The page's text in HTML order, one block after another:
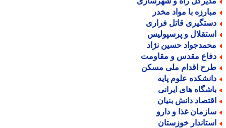
با مواد مخدر
قاتل فراری
و پرسپولیس
حسین نژاد
مقدس و مقاومت
اقدام ملی مسکن
علوم پایه
های ایرانی
دانش بنیان
غذا و دارو
خوزستان